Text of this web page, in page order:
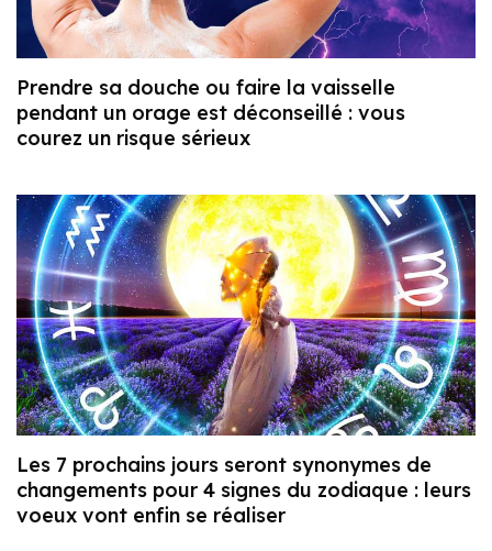
Prendre sa douche ou faire la vaisselle
pendant un orage est déconseillé : vous
courez un risque sérieux
Les 7 prochains jours seront synonymes de
changements pour 4 signes du zodiaque : leurs
voeux vont enfin se réaliser